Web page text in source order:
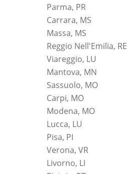
Parma, PR
Carrara, MS
Massa, MS
Reggio Nell'Emilia, RE
Viareggio, LU
Mantova, MN
Sassuolo, MO
Carpi, MO
Modena, MO
Lucca, LU
Pisa, PI
Verona, VR
Livorno, LI